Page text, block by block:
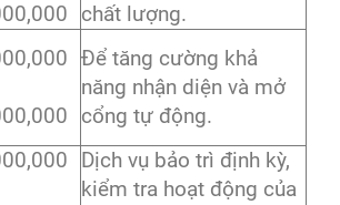
chất lượng.
Để tăng cường khả
năng nhận diện và mở
cổng tự động.
Dịch vụ bảo trì định kỳ,
kiểm tra hoạt động của